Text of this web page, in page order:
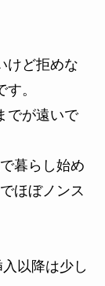
けど拒めな
。
でが遠いで
暮らし始め
ほぼノンス
以降は少し